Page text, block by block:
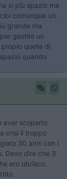
si più spazio ma
comunque un
grande ma
gestire un
quella di
quando
aver scoperto
crisi il troppo
30 anni con i
Devo dire che 3
ero ubriaco.